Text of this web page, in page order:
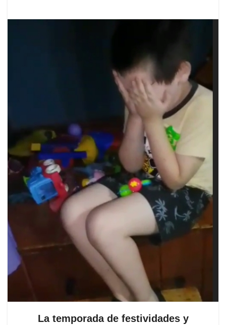
La temporada de festividades y